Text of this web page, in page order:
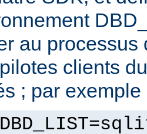
au
clients
; par exemple